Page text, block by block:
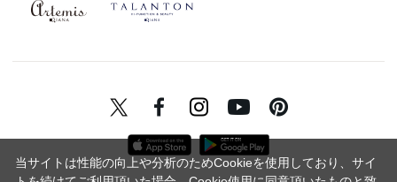
当サイトは性能の向上や分析のためCookieを使用しており、サイ